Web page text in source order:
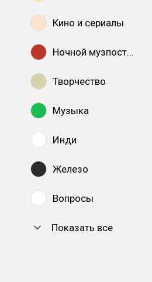
Кино и сериалы
Ночной музпостинг
Творчество
Музыка
Инди
Железо
Вопросы
Показать все